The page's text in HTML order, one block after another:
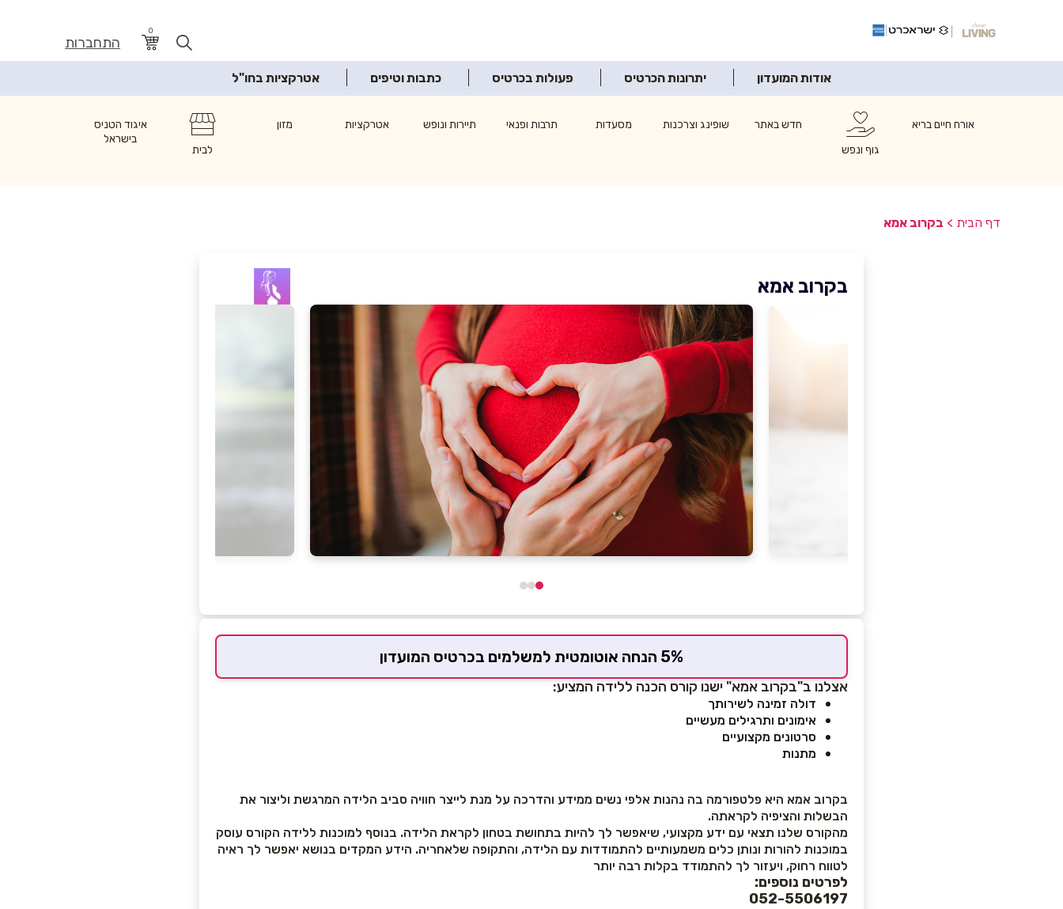
0
התחברות
אודות המועדון יתרונות הכרטיס פעולות בכרטיס כתבות וטיפים אטרקציות בחו"ל
אורח חיים בריא
גוף ונפש
חדש באתר שופינג וצרכנות מסעדות תרבות ופנאי תיירות ונופש אטרקציות
מזון
לבית
איגוד הטניס
בישראל
דף הבית > בקרוב אמא
בקרוב אמא
5% הנחה אוטומטית למשלמים בכרטיס המועדון
אצלנו ב"בקרוב אמא" ישנו קורס הכנה ללידה המציע:
דולה זמינה לשירותך
אימונים ותרגילים מעשיים
סרטונים מקצועיים
מתנות
בקרוב אמא היא פלטפורמה בה נהנות אלפי נשים ממידע והדרכה על מנת לייצר חוויה סביב הלידה המרגשת וליצור את
הבשלות והציפיה לקראתה.
מהקורס שלנו תצאי עם ידע מקצועי, שיאפשר לך להיות בתחושת בטחון לקראת הלידה. בנוסף למוכנות ללידה הקורס עוסק
במוכנות להורות ונותן כלים משמעותיים להתמודדות עם הלידה, והתקופה שלאחריה. הידע המקדים בנושא יאפשר לך ראיה
לטווח רחוק, ויעזור לך להתמודד בקלות רבה יותר
לפרטים נוספים:
052-5506197